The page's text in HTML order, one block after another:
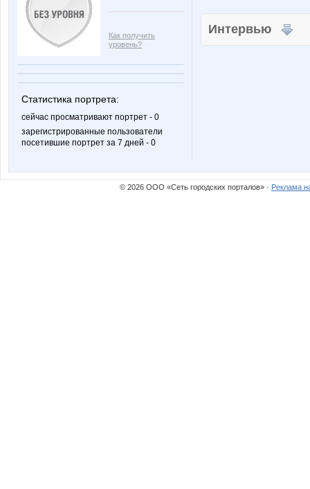
Как получить
уровень?
Статистика портрета:
сейчас просматривают портрет - 0
зарегистрированные пользователи
посетившие портрет за 7 дней - 0
Интервью
© 2026 ООО «Сеть городских порталов» · Реклама